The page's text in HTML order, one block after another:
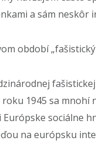
a sám
období
1945 sa
sociálne
na európsku